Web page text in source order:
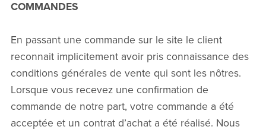
COMMANDES
En passant une commande sur le site le client
reconnait implicitement avoir pris connaissance des
conditions générales de vente qui sont les nôtres.
Lorsque vous recevez une confirmation de
commande de notre part, votre commande a été
acceptée et un contrat d’achat a été réalisé. Nous